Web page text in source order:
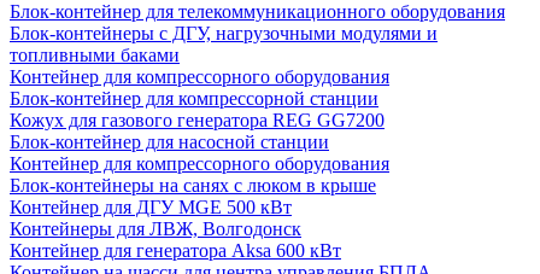
Блок-контейнер для телекоммуникационного оборудования
Блок-контейнеры с ДГУ, нагрузочными модулями и
топливными баками
Контейнер для компрессорного оборудования
Блок-контейнер для компрессорной станции
Кожух для газового генератора REG GG7200
Блок-контейнер для насосной станции
Контейнер для компрессорного оборудования
Блок-контейнеры на санях с люком в крыше
Контейнер для ДГУ MGE 500 кВт
Контейнеры для ЛВЖ, Волгодонск
Контейнер для генератора Aksa 600 кВт